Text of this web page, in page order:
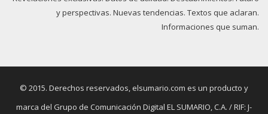
y perspectivas. Nuevas tendencias. Textos que aclaran.
Informaciones que suman.
© 2015. Derechos reservados, elsumario.com es un producto y
marca del Grupo de Comunicación Digital EL SUMARIO, C.A. / RIF: J-